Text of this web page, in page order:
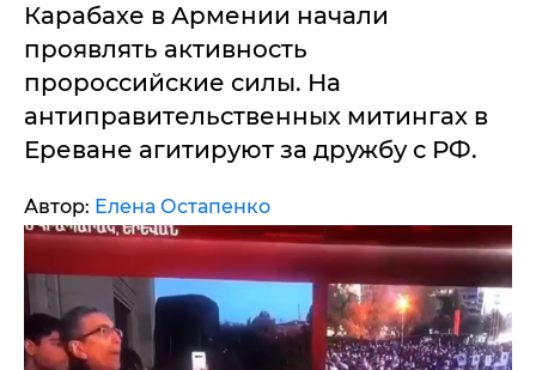
Карабахе в Армении начали
проявлять активность
пророссийские силы. На
антиправительственных митингах в
Ереване агитируют за дружбу с РФ.
Автор: Елена Остапенко